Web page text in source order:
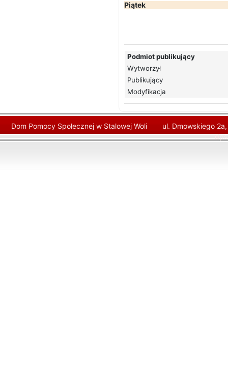
Piątek
Podmiot publikujący
Wytworzył
Publikujący
Modyfikacja
Dom Pomocy Społecznej w Stalowej Woli
ul. Dmowskiego